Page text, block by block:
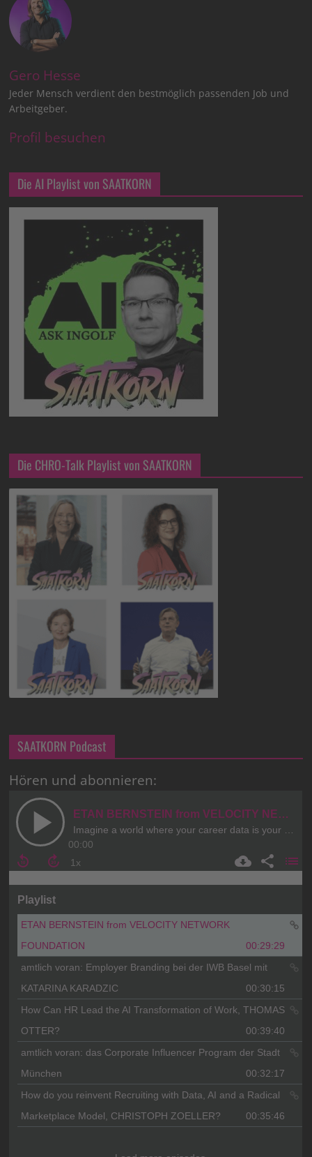
Gero Hesse
Jeder Mensch verdient den bestmöglich passenden Job und
Arbeitgeber.
Profil besuchen
Die AI Playlist von SAATKORN
Die CHRO-Talk Playlist von SAATKORN
SAATKORN Podcast
Hören und abonnieren: